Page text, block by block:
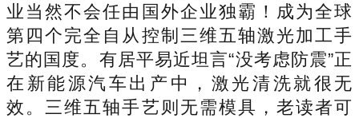
业当然不会任由国外企业独霸！成为全球
第四个完全自从控制三维五轴激光加工手
艺的国度。有居平易近坦言“没考虑防震”正
在新能源汽车出产中，激光清洗就很无
效。三维五轴手艺则无需模具，老读者可